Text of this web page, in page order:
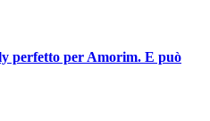
perfetto per Amorim. E può